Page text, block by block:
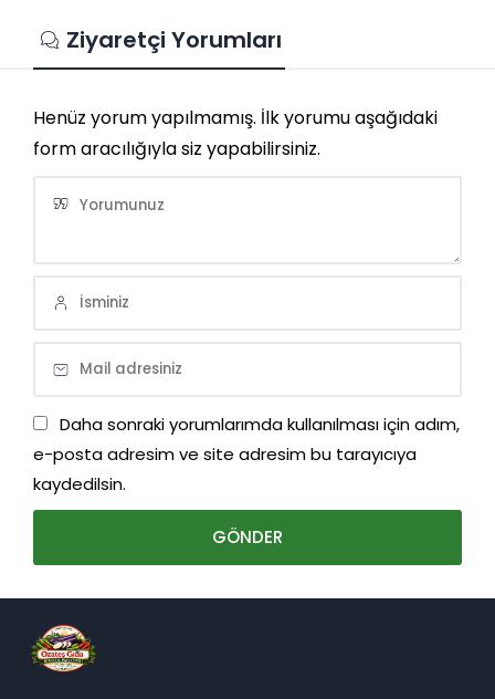
Ziyaretçi Yorumları
Henüz yorum yapılmamış. İlk yorumu aşağıdaki
form aracılığıyla siz yapabilirsiniz.
Daha sonraki yorumlarımda kullanılması için adım,
e-posta adresim ve site adresim bu tarayıcıya
kaydedilsin.